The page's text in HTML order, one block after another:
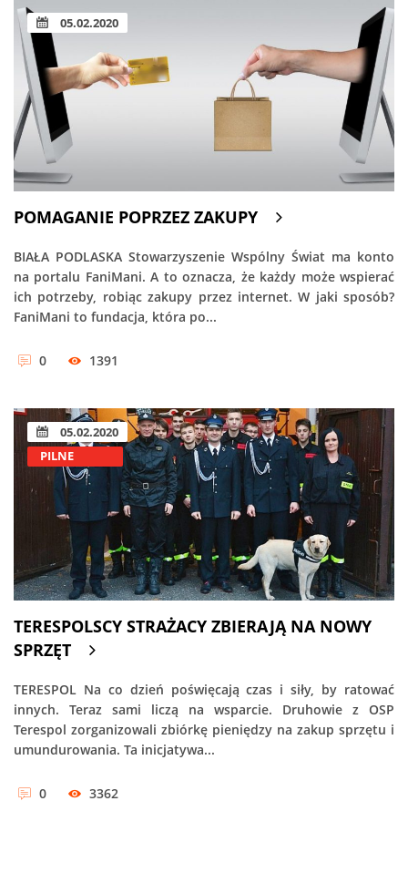
05.02.2020
POMAGANIE POPRZEZ ZAKUPY
BIAŁA PODLASKA Stowarzyszenie Wspólny Świat ma konto
na portalu FaniMani. A to oznacza, że każdy może wspierać
ich potrzeby, robiąc zakupy przez internet. W jaki sposób?
FaniMani to fundacja, która po...
0 1391
05.02.2020
PILNE
TERESPOLSCY STRAŻACY ZBIERAJĄ NA NOWY
SPRZĘT
TERESPOL Na co dzień poświęcają czas i siły, by ratować
innych. Teraz sami liczą na wsparcie. Druhowie z OSP
Terespol zorganizowali zbiórkę pieniędzy na zakup sprzętu i
umundurowania. Ta inicjatywa...
0 3362